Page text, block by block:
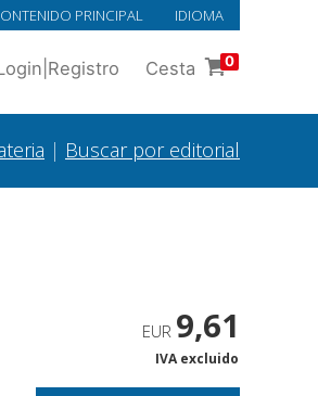
PRINCIPAL IDIOMA
Registro Cesta 0
| Buscar por editorial
EUR 9,61
IVA excluido